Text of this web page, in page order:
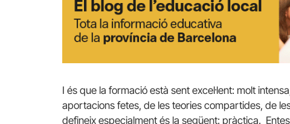
I és que la formació està sent excel·lent: molt
aportacions fetes, de les teories compartides, de
defineix especialment és la següent: pràctica.